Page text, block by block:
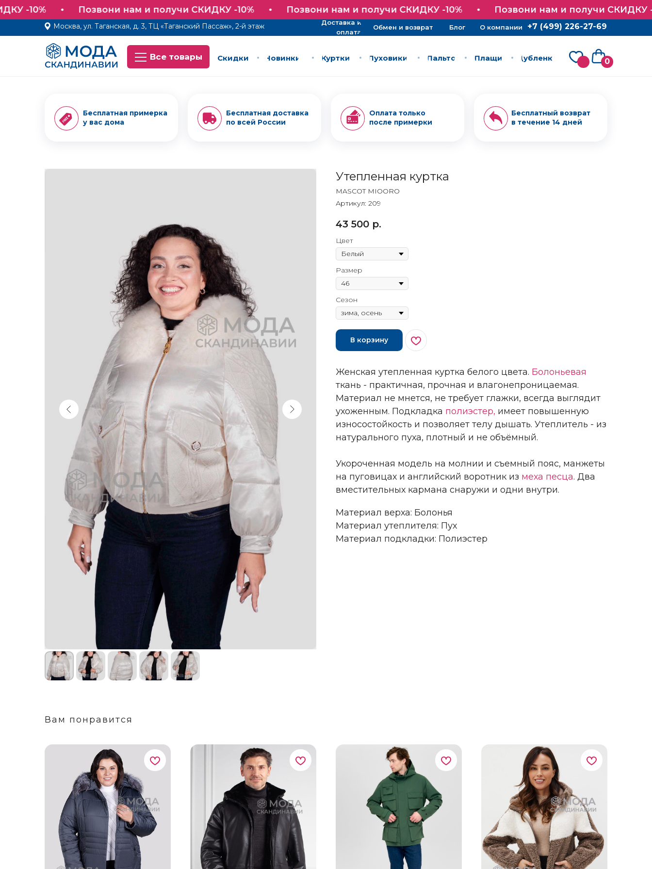
-10% Позвони нам и получи СКИДКУ -10% Позвони нам и получи СКИДКУ -10% Позвони нам и получи СКИДКУ -
Доставка и
оплата
Обмен и возврат Блог О компании +7 (499) 226-27-69
Все товары
Москва, ул. Таганская, д. 3, ТЦ «Таганский Пассаж», 2-й этаж
0
Скидки Новинки Куртки Пуховики Пальто Плащи Дубленки
оплата
Обмен и возврат Блог О компании +7 (499) 226-27-69
Все товары Скидки Новинки Куртки Пуховики Пальто Плащи Дубленки
Бесплатная примерка
у вас дома
Оплата только
после примерки
Бесплатная доставка
по всей России
Бесплатный возврат
в течение 14 дней
Утепленная куртка
MASCOT MIOORO
Артикул: 209
43 500 р.
Цвет
Размер
Сезон
В корзину
Женская утепленная куртка белого цвета. Болоньевая
ткань - практичная, прочная и влагонепроницаемая.
Материал не мнется, не требует глажки, всегда выглядит
ухоженным. Подкладка полиэстер, имеет повышенную
износостойкость и позволяет телу дышать. Утеплитель - из
натурального пуха, плотный и не объёмный.
Укороченная модель на молнии и съемный пояс, манжеты
на пуговицах и английский воротник из меха песца. Два
вместительных кармана снаружи и одни внутри.
Материал верха: Болонья
Материал утеплителя: Пух
Материал подкладки: Полиэстер
Вам понравится
пальто